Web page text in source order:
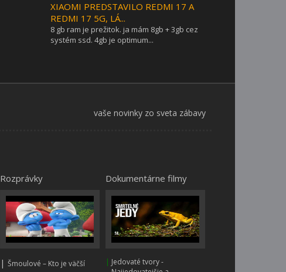
XIAOMI PREDSTAVILO REDMI 17 A
REDMI 17 5G, LÁ...
8 gb ram je prežitok. ja mám 8gb + 3gb cez
systém ssd. 4gb je optimum...
vaše novinky zo sveta zábavy
Rozprávky
| Šmoulové – Kto je väčší
Dokumentárne filmy
| Jedovaté tvory -